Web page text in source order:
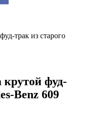
трак из старого
крутой фуд-
Benz 609